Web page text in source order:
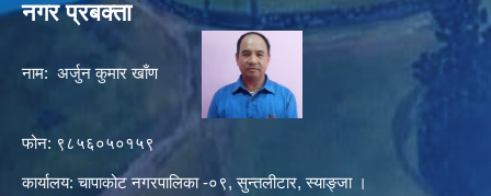
नगर प्रबक्ता
नाम: अर्जुन कुमार खाँण
फोन: ९८५६०५०१५९
कार्यालय: चापाकोट नगरपालिका -०९, सुन्तलीटार, स्याङ्जा ।